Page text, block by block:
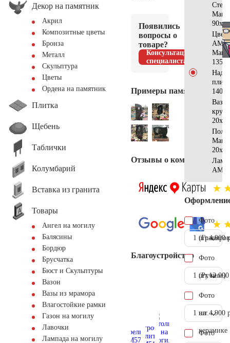
Декор на памятник
Акрил
Композитные цветы
Бронза
Металл
Скульптура
Цветы
Ордена на памятник
Плитка
Щебень
Таблички
Колумбарий
Вставка из гранита
Товары
Ангел на могилу
Балясины
Бордюр
Брусчатка
Бюст и Скульптуры
Вазон
Вазы из мрамора
Влагостойкие рамки
Газон на могилу
Лавочки
Лампада на могилу
Появились
вопросы о
товаре?
Консультация
специалиста
Примеры памятников
Отзывы о компании
Благоустройство
Стела
Ваза
Фото
1 шт.4.900
Фото
(Ручное)
1 шт.
Фото
на
керамике
1 шт. 4.900
Фото